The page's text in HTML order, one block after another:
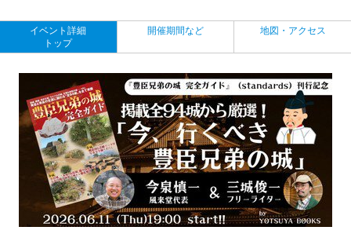
イベント詳細
トップ
開催期間など 地図・アクセス